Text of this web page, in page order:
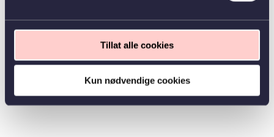
Tillat alle cookies
Kun nødvendige cookies